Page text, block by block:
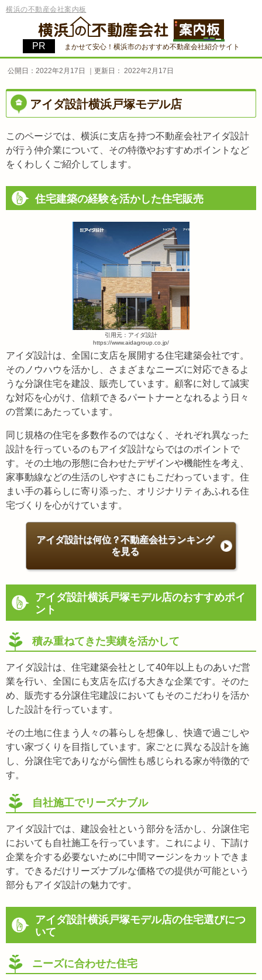
横浜の不動産会社案内板
まかせて安心！横浜市のおすすめ不動産会社紹介サイト
公開日：2022年2月17日 ｜更新日：2022年2月17日
アイダ設計横浜戸塚モデル店
このページでは、横浜に支店を持つ不動産会社アイダ設計
が行う仲介業について、その特徴やおすすめポイントなど
をくわしくご紹介してします。
住宅建築の経験を活かした住宅販売
引用元：アイダ設計
https://www.aidagroup.co.jp/
アイダ設計は、全国に支店を展開する住宅建築会社です。
そのノウハウを活かし、さまざまなニーズに対応できるよ
うな分譲住宅を建設、販売しています。顧客に対して誠実
な対応を心がけ、信頼できるパートナーとなれるよう日々
の営業にあたっています。
同じ規格の住宅を多数作るのではなく、それぞれ異なった
設計を行っているのもアイダ設計ならではのポイントで
す。その土地の形態に合わせたデザインや機能性を考え、
家事動線などの生活のしやすさにもこだわっています。住
まい手の暮らしに寄り添った、オリジナリティあふれる住
宅づくりを心がけています。
アイダ設計は何位？不動産会社ランキング
を見る
アイダ設計横浜戸塚モデル店のおすすめポイ
ント
積み重ねてきた実績を活かして
アイダ設計は、住宅建築会社として40年以上ものあいだ営
業を行い、全国にも支店を広げる大きな企業です。そのた
め、販売する分譲住宅建設においてもそのこだわりを活か
した設計を行っています。
その土地に住まう人々の暮らしを想像し、快適で過ごしや
すい家づくりを目指しています。家ごとに異なる設計を施
し、分譲住宅でありながら個性も感じられる家が特徴的で
す。
自社施工でリーズナブル
アイダ設計では、建設会社という部分を活かし、分譲住宅
においても自社施工を行っています。これにより、下請け
企業を介する必要ないために中間マージンをカットできま
す。できるだけリーズナブルな価格での提供が可能という
部分もアイダ設計の魅力です。
アイダ設計横浜戸塚モデル店の住宅選びにつ
いて
ニーズに合わせた住宅